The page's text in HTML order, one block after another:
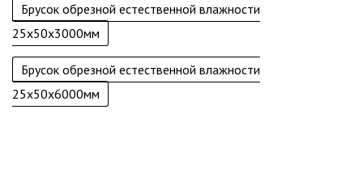
Брусок обрезной естественной влажности
25х50х3000мм
Брусок обрезной естественной влажности
25х50х6000мм